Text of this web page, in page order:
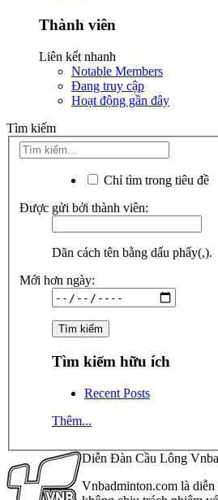
Thành viên
Liên kết nhanh
Notable Members
Đang truy cập
Hoạt động gần đây
Tìm kiếm
Chỉ tìm trong tiêu đề
Được gửi bởi thành viên:
Dãn cách tên bằng dấu phẩy(,).
Mới hơn ngày:
Tìm kiếm hữu ích
Recent Posts
Thêm...
Diễn Đàn Cầu Lông
Vnbadminton.com là